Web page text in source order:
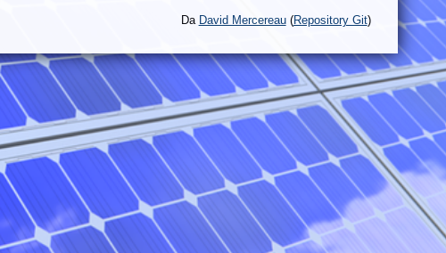
Da David Mercereau(Repository Git)